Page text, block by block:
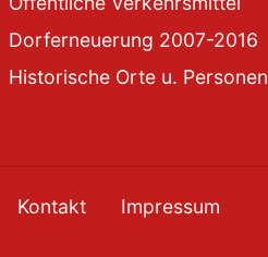
Dorferneuerung 2007-2016
Historische Orte u. Personen
Kontakt Impressum